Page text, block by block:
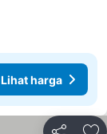
Lihat harga